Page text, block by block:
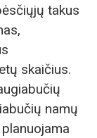
takus
skaičius.
namų